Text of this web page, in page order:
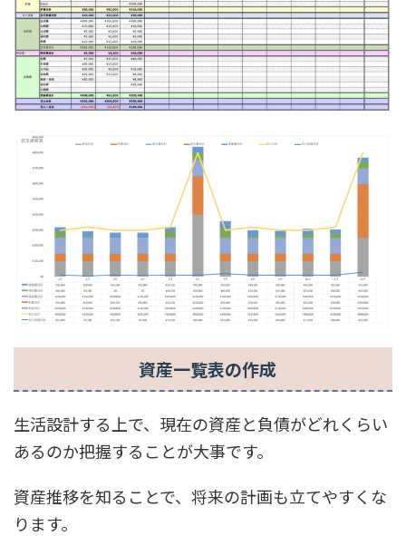
資産一覧表の作成
生活設計する上で、現在の資産と負債がどれくらい
あるのか把握することが大事です。
資産推移を知ることで、将来の計画も立てやすくな
ります。